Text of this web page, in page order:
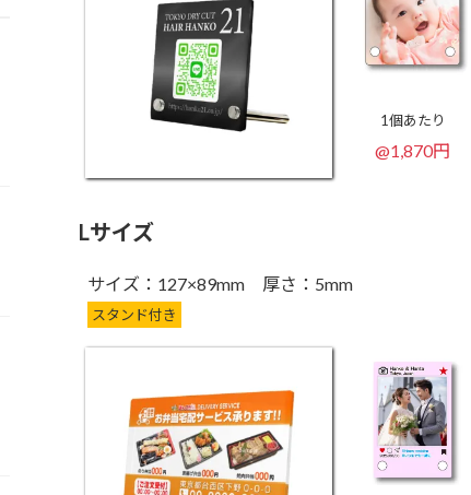
1個あたり
@1,870円
Lサイズ
サイズ：127×89mm 厚さ：5mm
スタンド付き